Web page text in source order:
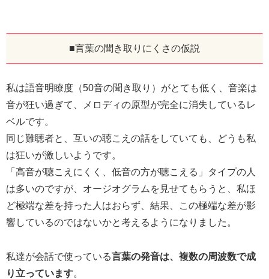
■言葉の聞き取りにくさの仮説
私は語音明瞭度（50音の聞き取り）がとても低く、音楽は
音が狂い過ぎて、メロディの原型が完全に消失しているレ
ベルです。
同じ難聴者と、互いの聴こえの話をしていても、どうも私
は狂いが激しいようです。
「高音が聴こえにくく、低音の方が聴こえる」タイプの人
は多いのですが、オージオグラムを見せてもらうと、私ほ
ど極端な差を持った人はおらず、結果、この極端な差が影
響しているのではないかと考えるようになりました。
私達が会話で使っている言葉の発音は、複数の周波数で成
り立っています。